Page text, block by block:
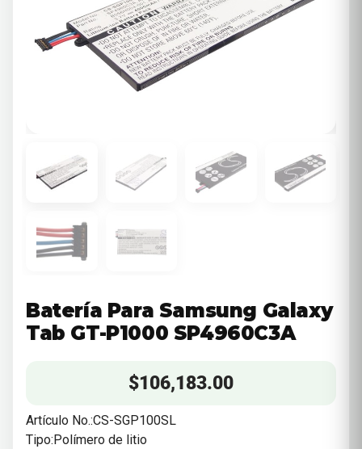
Batería Para Samsung Galaxy
Tab GT-P1000 SP4960C3A
$106,183.00
Artículo No.:CS-SGP100SL
Tipo:Polímero de litio